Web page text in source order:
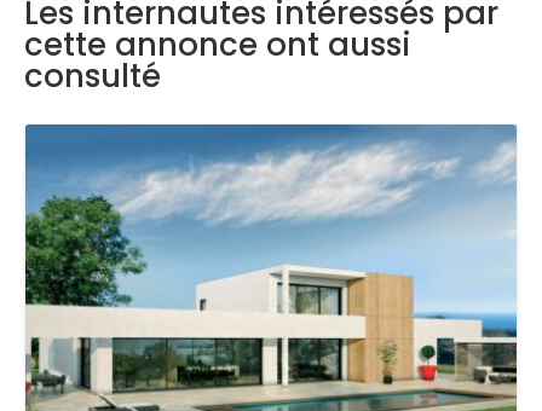
Les internautes intéressés par
cette annonce ont aussi
consulté